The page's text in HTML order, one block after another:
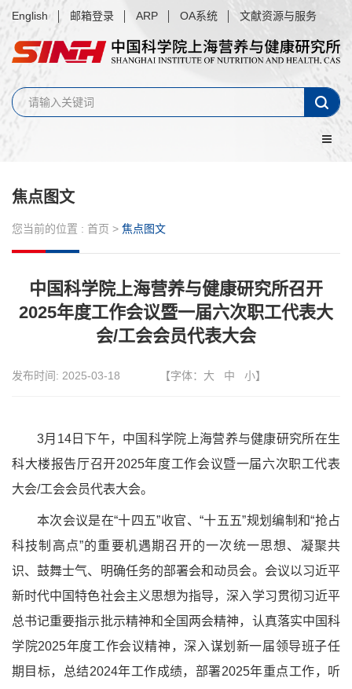
English 邮箱登录 ARP OA系统 文献资源与服务
焦点图文
您当前的位置 : 首页 > 焦点图文
中国科学院上海营养与健康研究所召开
2025年度工作会议暨一届六次职工代表大
会/工会会员代表大会
发布时间: 2025-03-18 【字体： 大 中 小】
3月14日下午，中国科学院上海营养与健康研究所在生
科大楼报告厅召开2025年度工作会议暨一届六次职工代表
大会/工会会员代表大会。
本次会议是在“十四五”收官、“十五五”规划编制和“抢占
科技制高点”的重要机遇期召开的一次统一思想、凝聚共
识、鼓舞士气、明确任务的部署会和动员会。会议以习近平
新时代中国特色社会主义思想为指导，深入学习贯彻习近平
总书记重要指示批示精神和全国两会精神，认真落实中国科
学院2025年度工作会议精神，深入谋划新一届领导班子任
期目标，总结2024年工作成绩，部署2025年重点工作，听